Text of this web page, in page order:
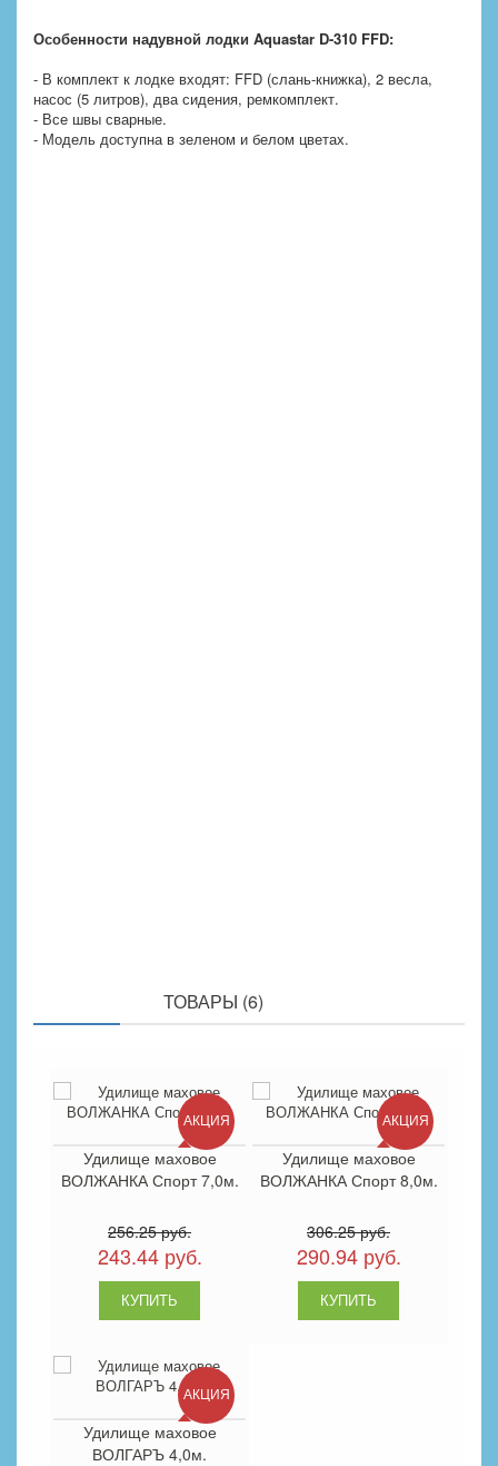
Особенности надувной лодки Aquastar D-310 FFD:
- В комплект к лодке входят: FFD (слань-книжка), 2 весла,
насос (5 литров), два сидения, ремкомплект.
- Все швы сварные.
- Модель доступна в зеленом и белом цветах.
ТОВАРЫ (6)
АКЦИЯ
Удилище маховое
ВОЛЖАНКА Спорт 7,0м.
256.25 руб.
243.44 руб.
АКЦИЯ
Удилище маховое
ВОЛЖАНКА Спорт 8,0м.
306.25 руб.
290.94 руб.
АКЦИЯ
Удилище маховое
ВОЛГАРЪ 4,0м.